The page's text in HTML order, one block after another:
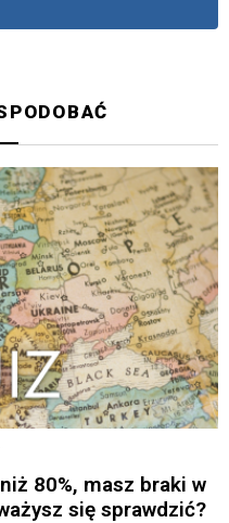
80%, masz braki w
się sprawdzić?